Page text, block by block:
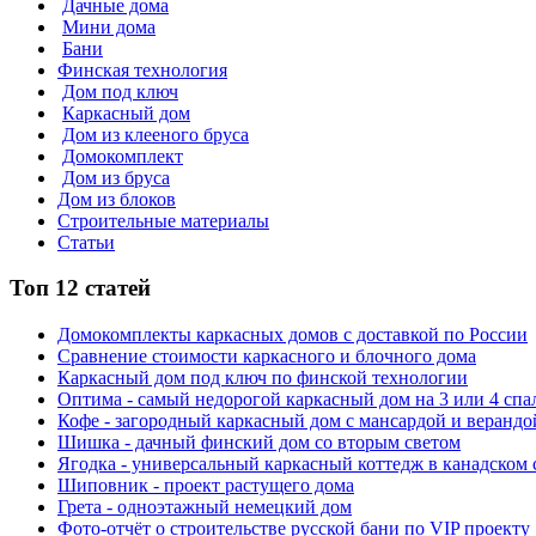
Дачные дома
Мини дома
Бани
Финская технология
Дом под ключ
Каркасный дом
Дом из клееного бруса
Домокомплект
Дом из бруса
Дом из блоков
Строительные материалы
Статьи
Топ 12 статей
Домокомплекты каркасных домов с доставкой по России
Сравнение стоимости каркасного и блочного дома
Каркасный дом под ключ по финской технологии
Оптима - самый недорогой каркасный дом на 3 или 4
Кофе - загородный каркасный дом с мансардой и
Шишка - дачный финский дом со вторым светом
Ягодка - универсальный каркасный коттедж в канадском
Шиповник - проект растущего дома
Грета - одноэтажный немецкий дом
Фото-отчёт о строительстве русской бани по VIP проекту